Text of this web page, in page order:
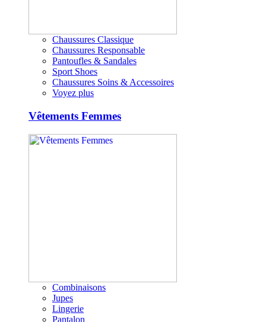
Chaussures Classique
Chaussures Responsable
Pantoufles & Sandales
Sport Shoes
Chaussures Soins & Accessoires
Voyez plus
Vêtements Femmes
Combinaisons
Jupes
Lingerie
Pantalon